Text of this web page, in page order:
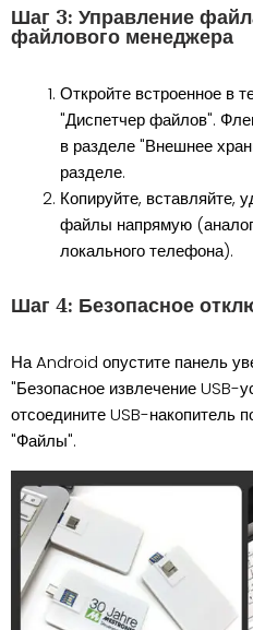
Шаг 3: Управление
файлового менеджера
Откройте встроенное в
"Диспетчер файлов".
в разделе "Внешнее
разделе.
Копируйте, вставляйте,
файлы напрямую
локального телефона).
Шаг 4: Безопасное
На Android опустите панель
"Безопасное извлечение USB-
отсоедините USB-накопитель
"Файлы".